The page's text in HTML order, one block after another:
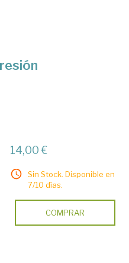
14,00 €
Sin Stock. Disponible en
7/10 días.
COMPRAR